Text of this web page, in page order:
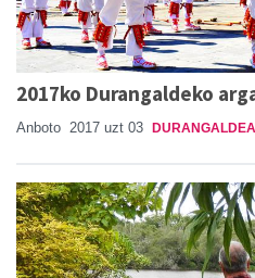
2017ko Durangaldeko
Anboto 2017 uzt 03 DURANGALDEA